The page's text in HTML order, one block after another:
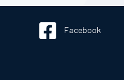
Facebook